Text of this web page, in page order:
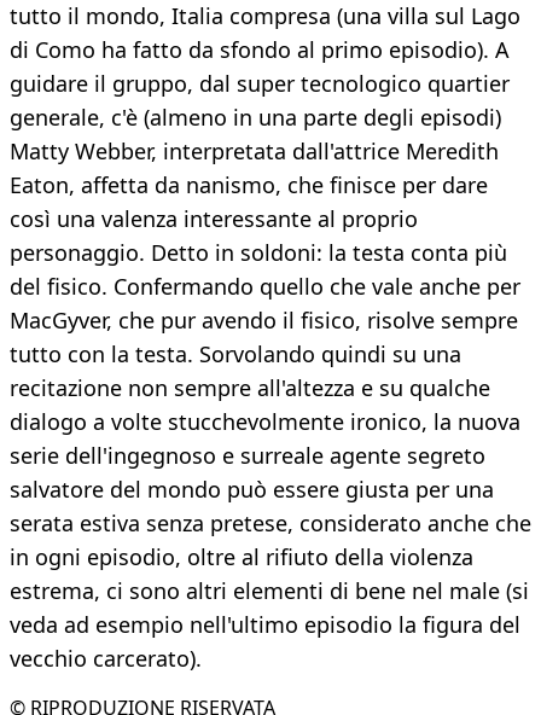
tutto il mondo, Italia compresa (una villa sul Lago
di Como ha fatto da sfondo al primo episodio). A
guidare il gruppo, dal super tecnologico quartier
generale, c'è (almeno in una parte degli episodi)
Matty Webber, interpretata dall'attrice Meredith
Eaton, affetta da nanismo, che finisce per dare
così una valenza interessante al proprio
personaggio. Detto in soldoni: la testa conta più
del fisico. Confermando quello che vale anche per
MacGyver, che pur avendo il fisico, risolve sempre
tutto con la testa. Sorvolando quindi su una
recitazione non sempre all'altezza e su qualche
dialogo a volte stucchevolmente ironico, la nuova
serie dell'ingegnoso e surreale agente segreto
salvatore del mondo può essere giusta per una
serata estiva senza pretese, considerato anche che
in ogni episodio, oltre al rifiuto della violenza
estrema, ci sono altri elementi di bene nel male (si
veda ad esempio nell'ultimo episodio la figura del
vecchio carcerato).
© RIPRODUZIONE RISERVATA